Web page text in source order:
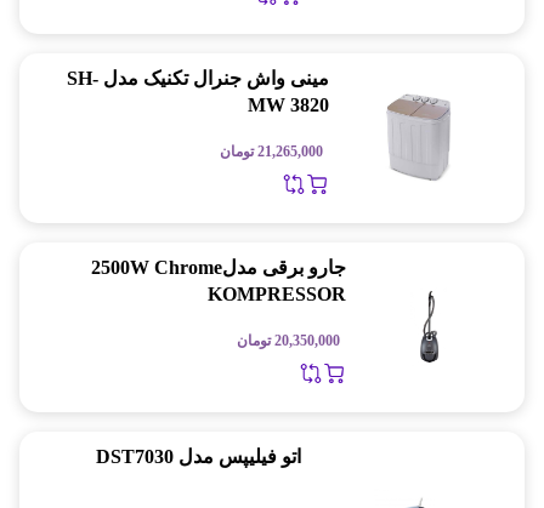
مینی واش جنرال تکنیک مدل SH-
MW 3820
21,265,000 تومان
جارو برقی مدل2500W Chrome
KOMPRESSOR
20,350,000 تومان
اتو فیلیپس مدل DST7030